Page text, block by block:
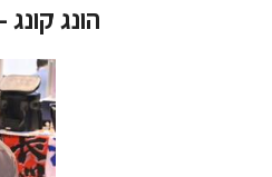
הונג